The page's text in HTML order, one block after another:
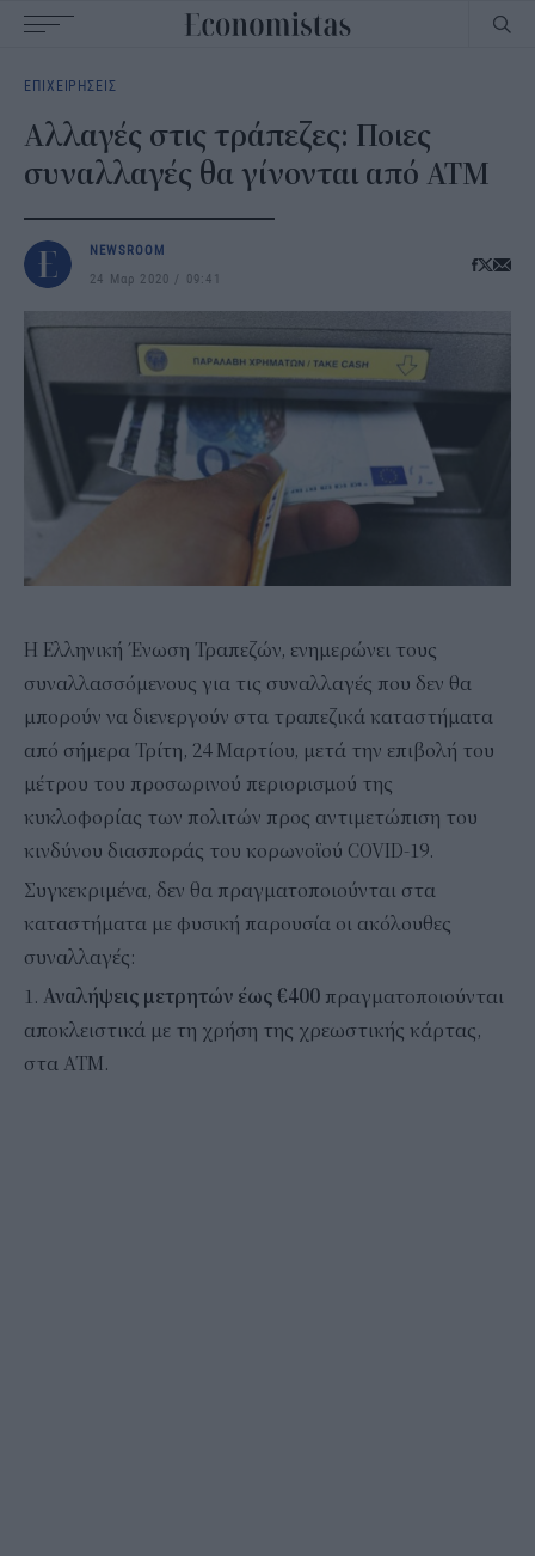
navigation
ΕΠΙΧΕΙΡΗΣΕΙΣ
Αλλαγές στις τράπεζες: Ποιες
συναλλαγές θα γίνονται από ΑΤΜ
NEWSROOM
24 Μαρ 2020
09:41
Η Ελληνική Ένωση Τραπεζών, ενημερώνει τους
συναλλασσόμενους για τις συναλλαγές που δεν θα
μπορούν να διενεργούν στα τραπεζικά καταστήματα
από σήμερα Τρίτη, 24 Μαρτίου, μετά την επιβολή του
μέτρου του προσωρινού περιορισμού της
κυκλοφορίας των πολιτών προς αντιμετώπιση του
κινδύνου διασποράς του κορωνοϊού COVID-19.
Συγκεκριμένα, δεν θα πραγματοποιούνται στα
καταστήματα με φυσική παρουσία οι ακόλουθες
συναλλαγές:
1. Αναλήψεις μετρητών έως €400 πραγματοποιούνται
αποκλειστικά με τη χρήση της χρεωστικής κάρτας,
στα ΑΤΜ.